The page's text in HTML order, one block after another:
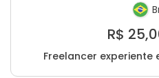
R$
Freelancer experiente